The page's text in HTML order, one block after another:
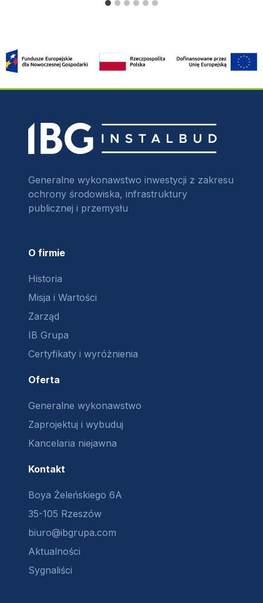
Generalne wykonawstwo inwestycji z zakresu
ochrony środowiska, infrastruktury
publicznej i przemysłu
O firmie
Historia
Misja i Wartości
Zarząd
IB Grupa
Certyfikaty i wyróżnienia
Oferta
Generalne wykonawstwo
Zaprojektuj i wybuduj
Kancelaria niejawna
Kontakt
Boya Żeleńskiego 6A
35-105 Rzeszów
biuro@ibgrupa.com
Aktualności
Sygnaliści